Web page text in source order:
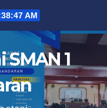
AM
1